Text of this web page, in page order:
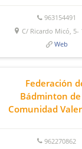
963154491
C/ Ricardo Micó, 5-
Web
Federación
Bádminton
Comunidad
962270862